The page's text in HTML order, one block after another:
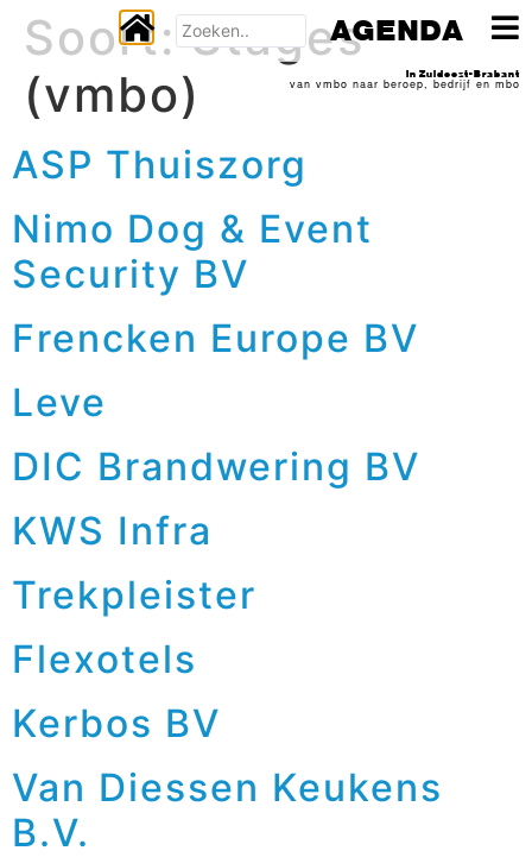
Soort:Stages
(vmbo)
ASP Thuiszorg
Nimo Dog & Event
Security BV
Frencken Europe BV
Leve
DIC Brandwering BV
KWS Infra
Trekpleister
Flexotels
Kerbos BV
Van Diessen Keukens
B.V.
AGENDA
In Zuidoost-Brabant
van vmbo naar beroep, bedrijf en mbo